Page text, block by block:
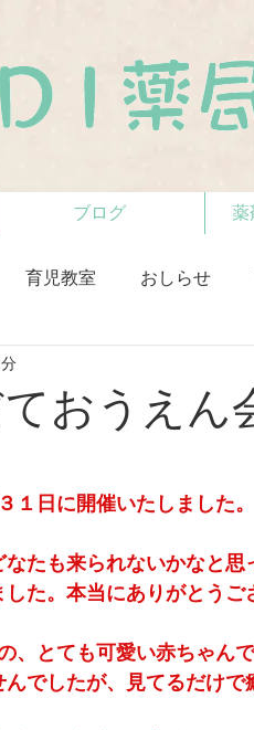
ブログ 薬
育児教室 おしらせ
おうえん
１日に開催いたしました。
たも来られないかなと思
た。本当にありがとうご
、とても可愛い赤ちゃんで
でしたが、見てるだけで